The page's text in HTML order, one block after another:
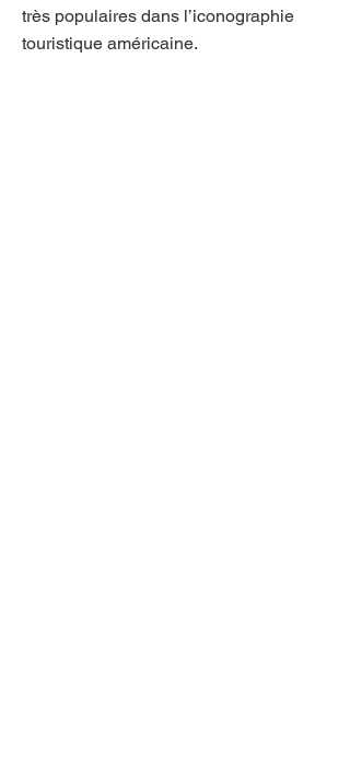
très populaires dans l’iconographie
touristique américaine.